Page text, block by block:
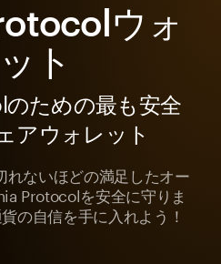
ウォ
ト
ための最も安全
アウォレット
ないほどの満足したオー
Protocolを安全に守りま
の自信を手に入れよう！